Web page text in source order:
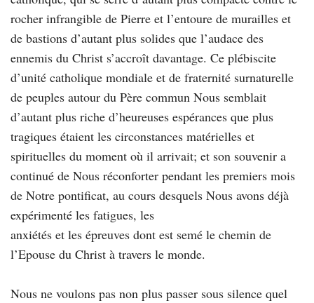
rocher infrangible de Pierre et l’entoure de murailles et
de bastions d’autant plus solides que l’audace des
ennemis du Christ s’accroît davantage. Ce plébiscite
d’unité catholique mondiale et de fraternité surnaturelle
de peuples autour du Père commun Nous semblait
d’autant plus riche d’heureuses espérances que plus
tragiques étaient les circonstances matérielles et
spirituelles du moment où il arrivait; et son souvenir a
continué de Nous réconforter pendant les premiers mois
de Notre pontificat, au cours desquels Nous avons déjà
expérimenté les fatigues, les
anxiétés et les épreuves dont est semé le chemin de
l’Epouse du Christ à travers le monde.
Nous ne voulons pas non plus passer sous silence quel